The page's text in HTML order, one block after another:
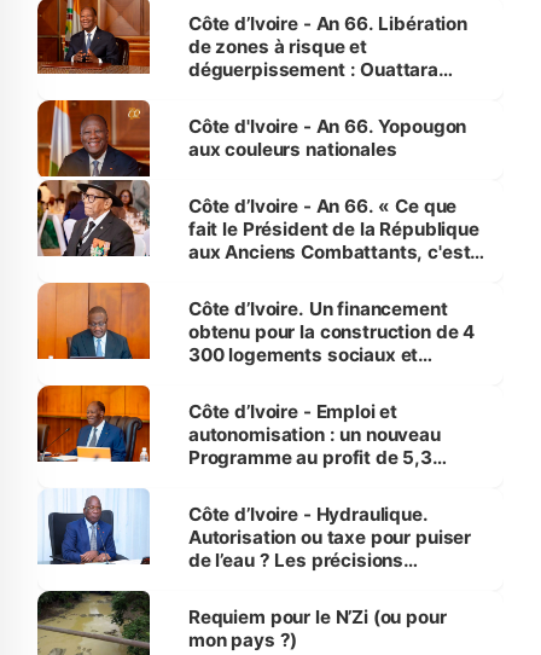
milieu des sinistrés
Côte d’Ivoire - An 66. Libération
de zones à risque et
déguerpissement : Ouattara
l'Etat de droit pour préserver les
vies humaines »
Côte d'Ivoire - An 66. Yopougon
aux couleurs nationales
Côte d’Ivoire - An 66. « Ce que
fait le Président de la République
aux Anciens Combattants, c'est
Côte d’Ivoire. Un financement
obtenu pour la construction de 4
300 logements sociaux et
et Yamoussoukro
Côte d’Ivoire - Emploi et
autonomisation : un nouveau
Programme au profit de 5,3
Côte d’Ivoire - Hydraulique.
Autorisation ou taxe pour puiser
de l’eau ? Les précisions
Requiem pour le N’Zi (ou pour
mon pays ?)